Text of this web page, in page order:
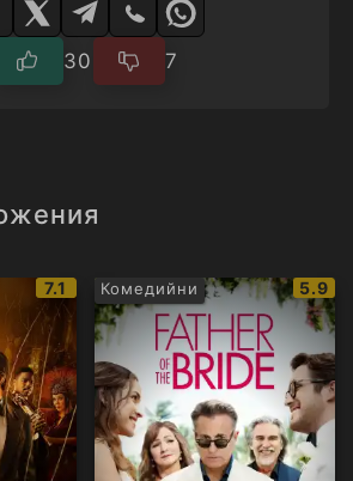
30 7
IMDb
рейтинг:
7.1 Комедийни
IMDb
5.9